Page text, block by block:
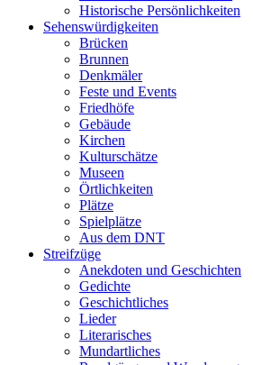
Historische Persönlichkeiten
Sehenswürdigkeiten
Brücken
Brunnen
Denkmäler
Feste und Events
Friedhöfe
Gebäude
Kirchen
Kulturschätze
Museen
Örtlichkeiten
Plätze
Spielplätze
Aus dem DNT
Streifzüge
Anekdoten und Geschichten
Gedichte
Geschichtliches
Lieder
Literarisches
Mundartliches